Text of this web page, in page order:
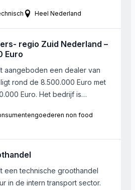
Het bedrijf heeft omzet tussen
een redelijke winstgevendheid
klanten Mogelijk landelijke
Heel Nederland
Nederland –
Euro
aangeboden een dealer van
rond de 8.500.000 Euro met
Euro. Het bedrijf is
kampeerautomerken. De
bedrijf ligt op de verkoop van
non food
een technische groothandel
in de intern transport sector.